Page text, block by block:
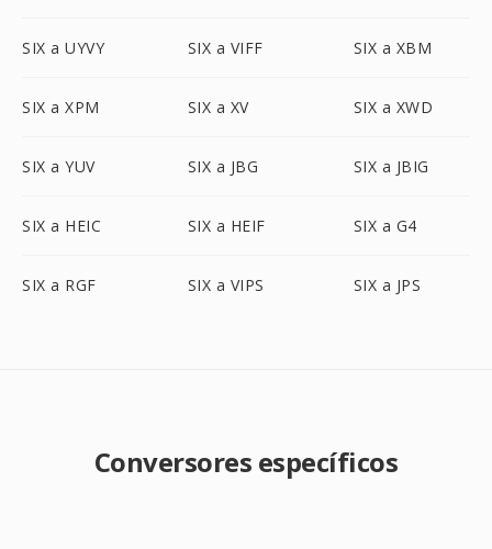
SIX a UYVY SIX a VIFF SIX a XBM
SIX a XPM SIX a XV SIX a XWD
SIX a YUV SIX a JBG SIX a JBIG
SIX a HEIC SIX a HEIF SIX a G4
SIX a RGF SIX a VIPS SIX a JPS
Conversores específicos